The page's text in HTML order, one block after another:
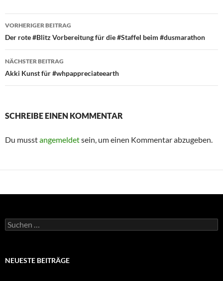
Beitragsnavigation
VORHERIGER BEITRAG
Der rote #Blitz Vorbereitung für die #Staffel beim #dusmarathon
NÄCHSTER BEITRAG
Akki Kunst für #whpappreciateearth
SCHREIBE EINEN KOMMENTAR
Du musstangemeldetsein, um einen Kommentar abzugeben.
Suchen
nach:
NEUESTE BEITRÄGE